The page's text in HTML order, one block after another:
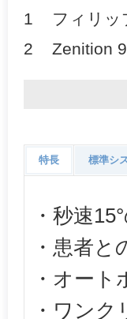
1 フィリッ
2 Zenition
特長 標準シ
・秒速
・患者
・オー
・ワン